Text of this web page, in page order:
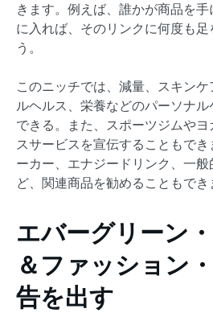
きます。例えば、誰かが商品を
に入れば、そのリンクに何度も足
う。
このニッチでは、減量、スキン
ルヘルス、栄養などのパーソナ
できる。また、スポーツジムや
スサービスを宣伝することもで
ーカー、エナジードリンク、一
ど、関連商品を勧めることもでき
エバーグリーン
＆ファッション
告を出す